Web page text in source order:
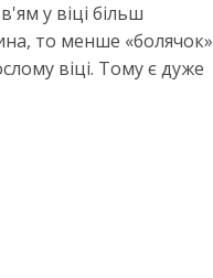
у віці більш
то менше «болячок»
віці. Тому є дуже